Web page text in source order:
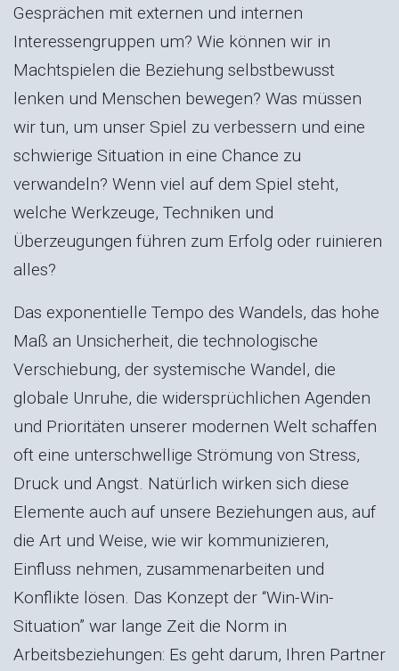
Gesprächen mit externen und internen
Interessengruppen um? Wie können wir in
Machtspielen die Beziehung selbstbewusst
lenken und Menschen bewegen? Was müssen
wir tun, um unser Spiel zu verbessern und eine
schwierige Situation in eine Chance zu
verwandeln? Wenn viel auf dem Spiel steht,
welche Werkzeuge, Techniken und
Überzeugungen führen zum Erfolg oder ruinieren
alles?
Das exponentielle Tempo des Wandels, das hohe
Maß an Unsicherheit, die technologische
Verschiebung, der systemische Wandel, die
globale Unruhe, die widersprüchlichen Agenden
und Prioritäten unserer modernen Welt schaffen
oft eine unterschwellige Strömung von Stress,
Druck und Angst. Natürlich wirken sich diese
Elemente auch auf unsere Beziehungen aus, auf
die Art und Weise, wie wir kommunizieren,
Einfluss nehmen, zusammenarbeiten und
Konflikte lösen. Das Konzept der “Win-Win-
Situation” war lange Zeit die Norm in
Arbeitsbeziehungen: Es geht darum, Ihren Partner